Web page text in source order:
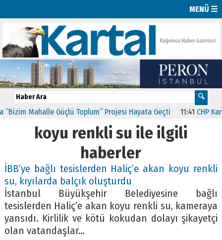
MENÜ ☰
Mahalle Güçlü Toplum” Projesi Hayata Geçti 11:41 CHP
koyu renkli su ile ilgili
haberler
İBB’ye bağlı tesislerden Haliç’e akan koyu renkli
su, kıyılarda balçık oluşturdu
İstanbul Büyükşehir Belediyesine bağlı
tesislerden Haliç’e akan koyu renkli su, kameraya
yansıdı. Kirlilik ve kötü kokudan dolayı şikayetçi
olan vatandaşlar…